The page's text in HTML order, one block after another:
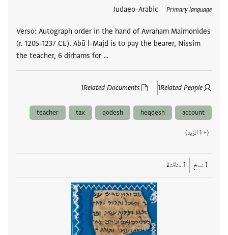
Primary language
Judaeo-Arabic
Verso: Autograph order in the hand of Avraham Maimonides
(r. 1205–1237 CE). Abū l-Majd is to pay the bearer, Nissim
the teacher, 6 dirhams for …
Related People
1
Related Documents
1
account
heqdesh
qodesh
tax
teacher
(+ 1 المزيد)
1 نسخ 1 مناقشة